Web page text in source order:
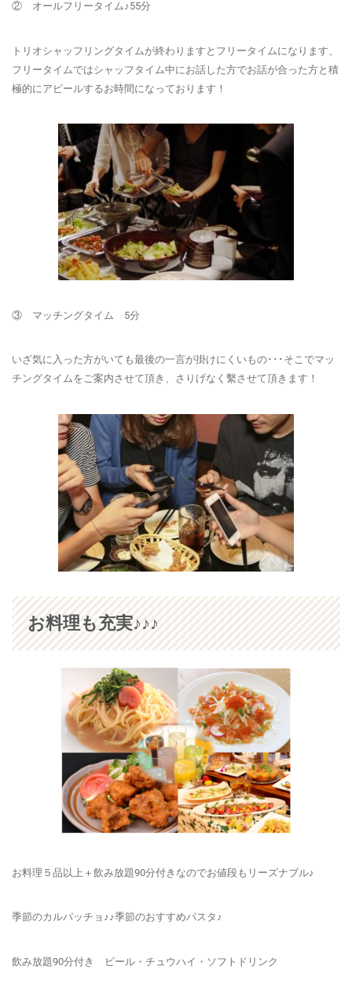
② オールフリータイム♪55分
トリオシャッフリングタイムが終わりますとフリータイムになります、
フリータイムではシャッフタイム中にお話した方でお話が合った方と積
極的にアピールするお時間になっております！
③ マッチングタイム 5分
いざ気に入った方がいても最後の一言が掛けにくいもの･･･そこでマッ
チングタイムをご案内させて頂き、 さりげなく繫させて頂きます！
お料理も充実♪♪♪
お料理５品以上＋飲み放題90分付きなのでお値段もリーズナブル♪
季節のカルパッチョ♪♪季節のおすすめパスタ♪
飲み放題90分付き ビール・チュウハイ・ソフトドリンク